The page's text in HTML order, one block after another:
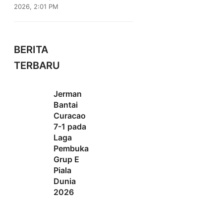
2026, 2:01 PM
BERITA
TERBARU
Jerman
Bantai
Curacao
7-1 pada
Laga
Pembuka
Grup E
Piala
Dunia
2026